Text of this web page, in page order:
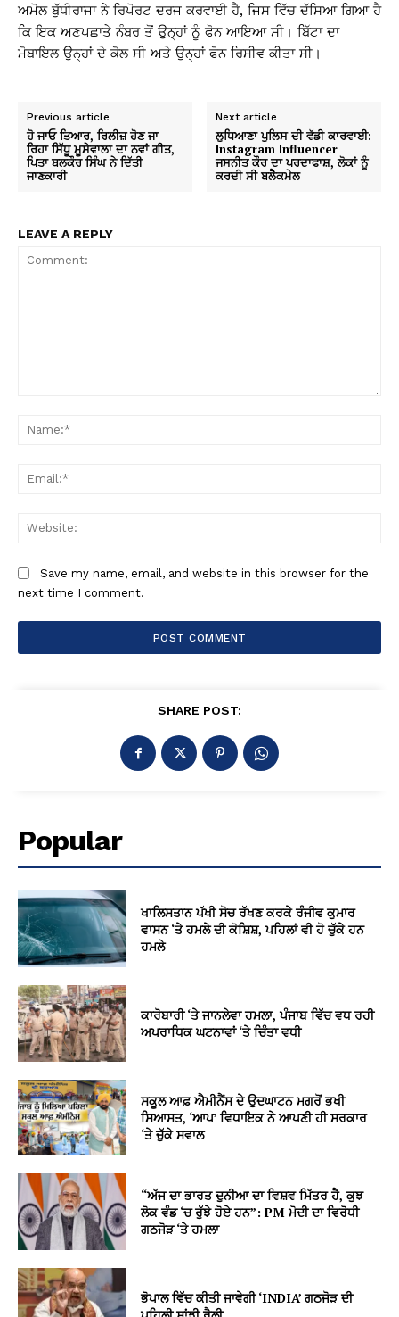
ਅਮੋਲ ਬੁੱਧੀਰਾਜਾ ਨੇ ਰਿਪੋਰਟ ਦਰਜ ਕਰਵਾਈ ਹੈ, ਜਿਸ ਵਿੱਚ ਦੱਸਿਆ ਗਿਆ ਹੈ
ਕਿ ਇਕ ਅਣਪਛਾਤੇ ਨੰਬਰ ਤੋਂ ਉਨ੍ਹਾਂ ਨੂੰ ਫੋਨ ਆਇਆ ਸੀ। ਬਿੱਟਾ ਦਾ
ਮੋਬਾਇਲ ਉਨ੍ਹਾਂ ਦੇ ਕੋਲ ਸੀ ਅਤੇ ਉਨ੍ਹਾਂ ਫੋਨ ਰਿਸੀਵ ਕੀਤਾ ਸੀ।
Previous article
ਹੋ ਜਾਓ ਤਿਆਰ, ਰਿਲੀਜ਼ ਹੋਣ ਜਾ
ਰਿਹਾ ਸਿੱਧੂ ਮੂਸੇਵਾਲਾ ਦਾ ਨਵਾਂ ਗੀਤ,
ਪਿਤਾ ਬਲਕੌਰ ਸਿੰਘ ਨੇ ਦਿੱਤੀ
ਜਾਣਕਾਰੀ
Next article
ਲੁਧਿਆਣਾ ਪੁਲਿਸ ਦੀ ਵੱਡੀ ਕਾਰਵਾਈ:
Instagram Influencer
ਜਸਨੀਤ ਕੌਰ ਦਾ ਪਰਦਾਫਾਸ਼, ਲੋਕਾਂ ਨੂੰ
ਕਰਦੀ ਸੀ ਬਲੈਕਮੇਲ
LEAVE A REPLY
Save my name, email, and website in this browser for the
next time I comment.
SHARE POST:
Popular
ਖਾਲਿਸਤਾਨ ਪੱਖੀ ਸੋਚ ਰੱਖਣ ਕਰਕੇ ਰੰਜੀਵ ਕੁਮਾਰ
ਵਾਸਨ ‘ਤੇ ਹਮਲੇ ਦੀ ਕੋਸ਼ਿਸ਼, ਪਹਿਲਾਂ ਵੀ ਹੋ ਚੁੱਕੇ ਹਨ
ਹਮਲੇ
ਕਾਰੋਬਾਰੀ ‘ਤੇ ਜਾਨਲੇਵਾ ਹਮਲਾ, ਪੰਜਾਬ ਵਿੱਚ ਵਧ ਰਹੀ
ਅਪਰਾਧਿਕ ਘਟਨਾਵਾਂ ‘ਤੇ ਚਿੰਤਾ ਵਧੀ
ਸਕੂਲ ਆਫ਼ ਐਮੀਨੈਂਸ ਦੇ ਉਦਘਾਟਨ ਮਗਰੋਂ ਭਖੀ
ਸਿਆਸਤ, ‘ਆਪ’ ਵਿਧਾਇਕ ਨੇ ਆਪਣੀ ਹੀ ਸਰਕਾਰ
‘ਤੇ ਚੁੱਕੇ ਸਵਾਲ
“ਅੱਜ ਦਾ ਭਾਰਤ ਦੁਨੀਆ ਦਾ ਵਿਸ਼ਵ ਮਿੱਤਰ ਹੈ, ਕੁਝ
ਲੋਕ ਵੰਡ ‘ਚ ਰੁੱਝੇ ਹੋਏ ਹਨ”: PM ਮੋਦੀ ਦਾ ਵਿਰੋਧੀ
ਗਠਜੋੜ ‘ਤੇ ਹਮਲਾ
ਭੋਪਾਲ ਵਿੱਚ ਕੀਤੀ ਜਾਵੇਗੀ ‘INDIA’ ਗਠਜੋੜ ਦੀ